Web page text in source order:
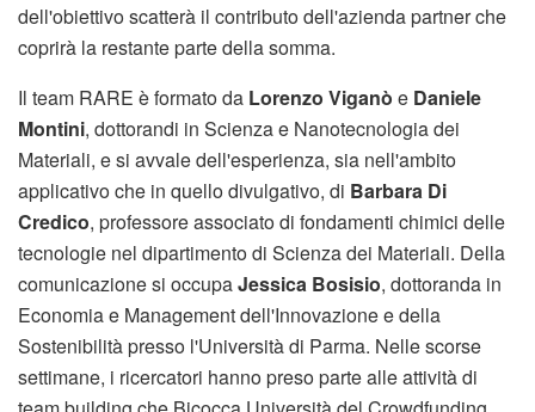
dell'obiettivo scatterà il contributo dell'azienda partner che
coprirà la restante parte della somma.
Il team RARE è formato da Lorenzo Viganò e Daniele
Montini, dottorandi in Scienza e Nanotecnologia dei
Materiali, e si avvale dell'esperienza, sia nell'ambito
applicativo che in quello divulgativo, di Barbara Di
Credico, professore associato di fondamenti chimici delle
tecnologie nel dipartimento di Scienza dei Materiali. Della
comunicazione si occupaJessica Bosisio, dottoranda in
Economia e Management dell'Innovazione e della
Sostenibilità presso l'Università di Parma. Nelle scorse
settimane, i ricercatori hanno preso parte alle attività di